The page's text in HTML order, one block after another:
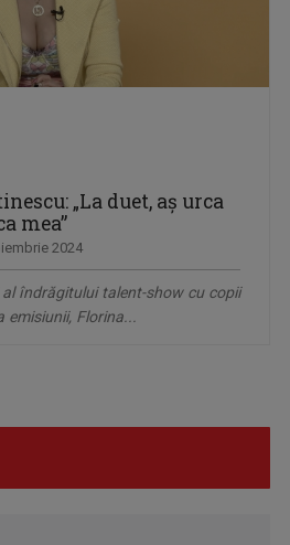
„La duet, aş urca
mea”
2024
îndrăgitului talent-show cu copii
emisiunii, Florina...